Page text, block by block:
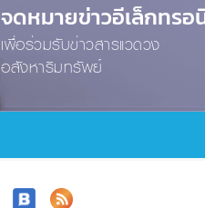
จดหมายข่าวอีเล็กทรอ
เพื่อร่วมรับข่าวสารแวดวง
อสังหาริมทรัพย์